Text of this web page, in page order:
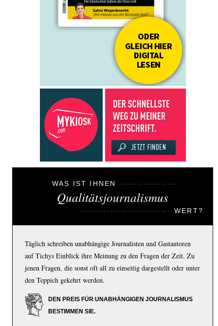
WAS IST IHNEN
Qualitätsjournalismus
WERT?
Täglich schreiben unabhängige Journalisten und Gastautoren
auf Tichys Einblick ihre Meinung zu den Fragen der Zeit. Zu
jenen Fragen, die sonst oft all zu einseitig dargestellt oder unter
den Teppich gekehrt werden.
DEN PREIS FÜR UNABHÄNGIGEN JOURNALISMUS
BESTIMMEN SIE.